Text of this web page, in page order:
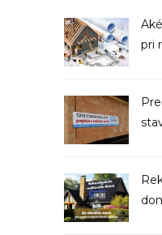
pri